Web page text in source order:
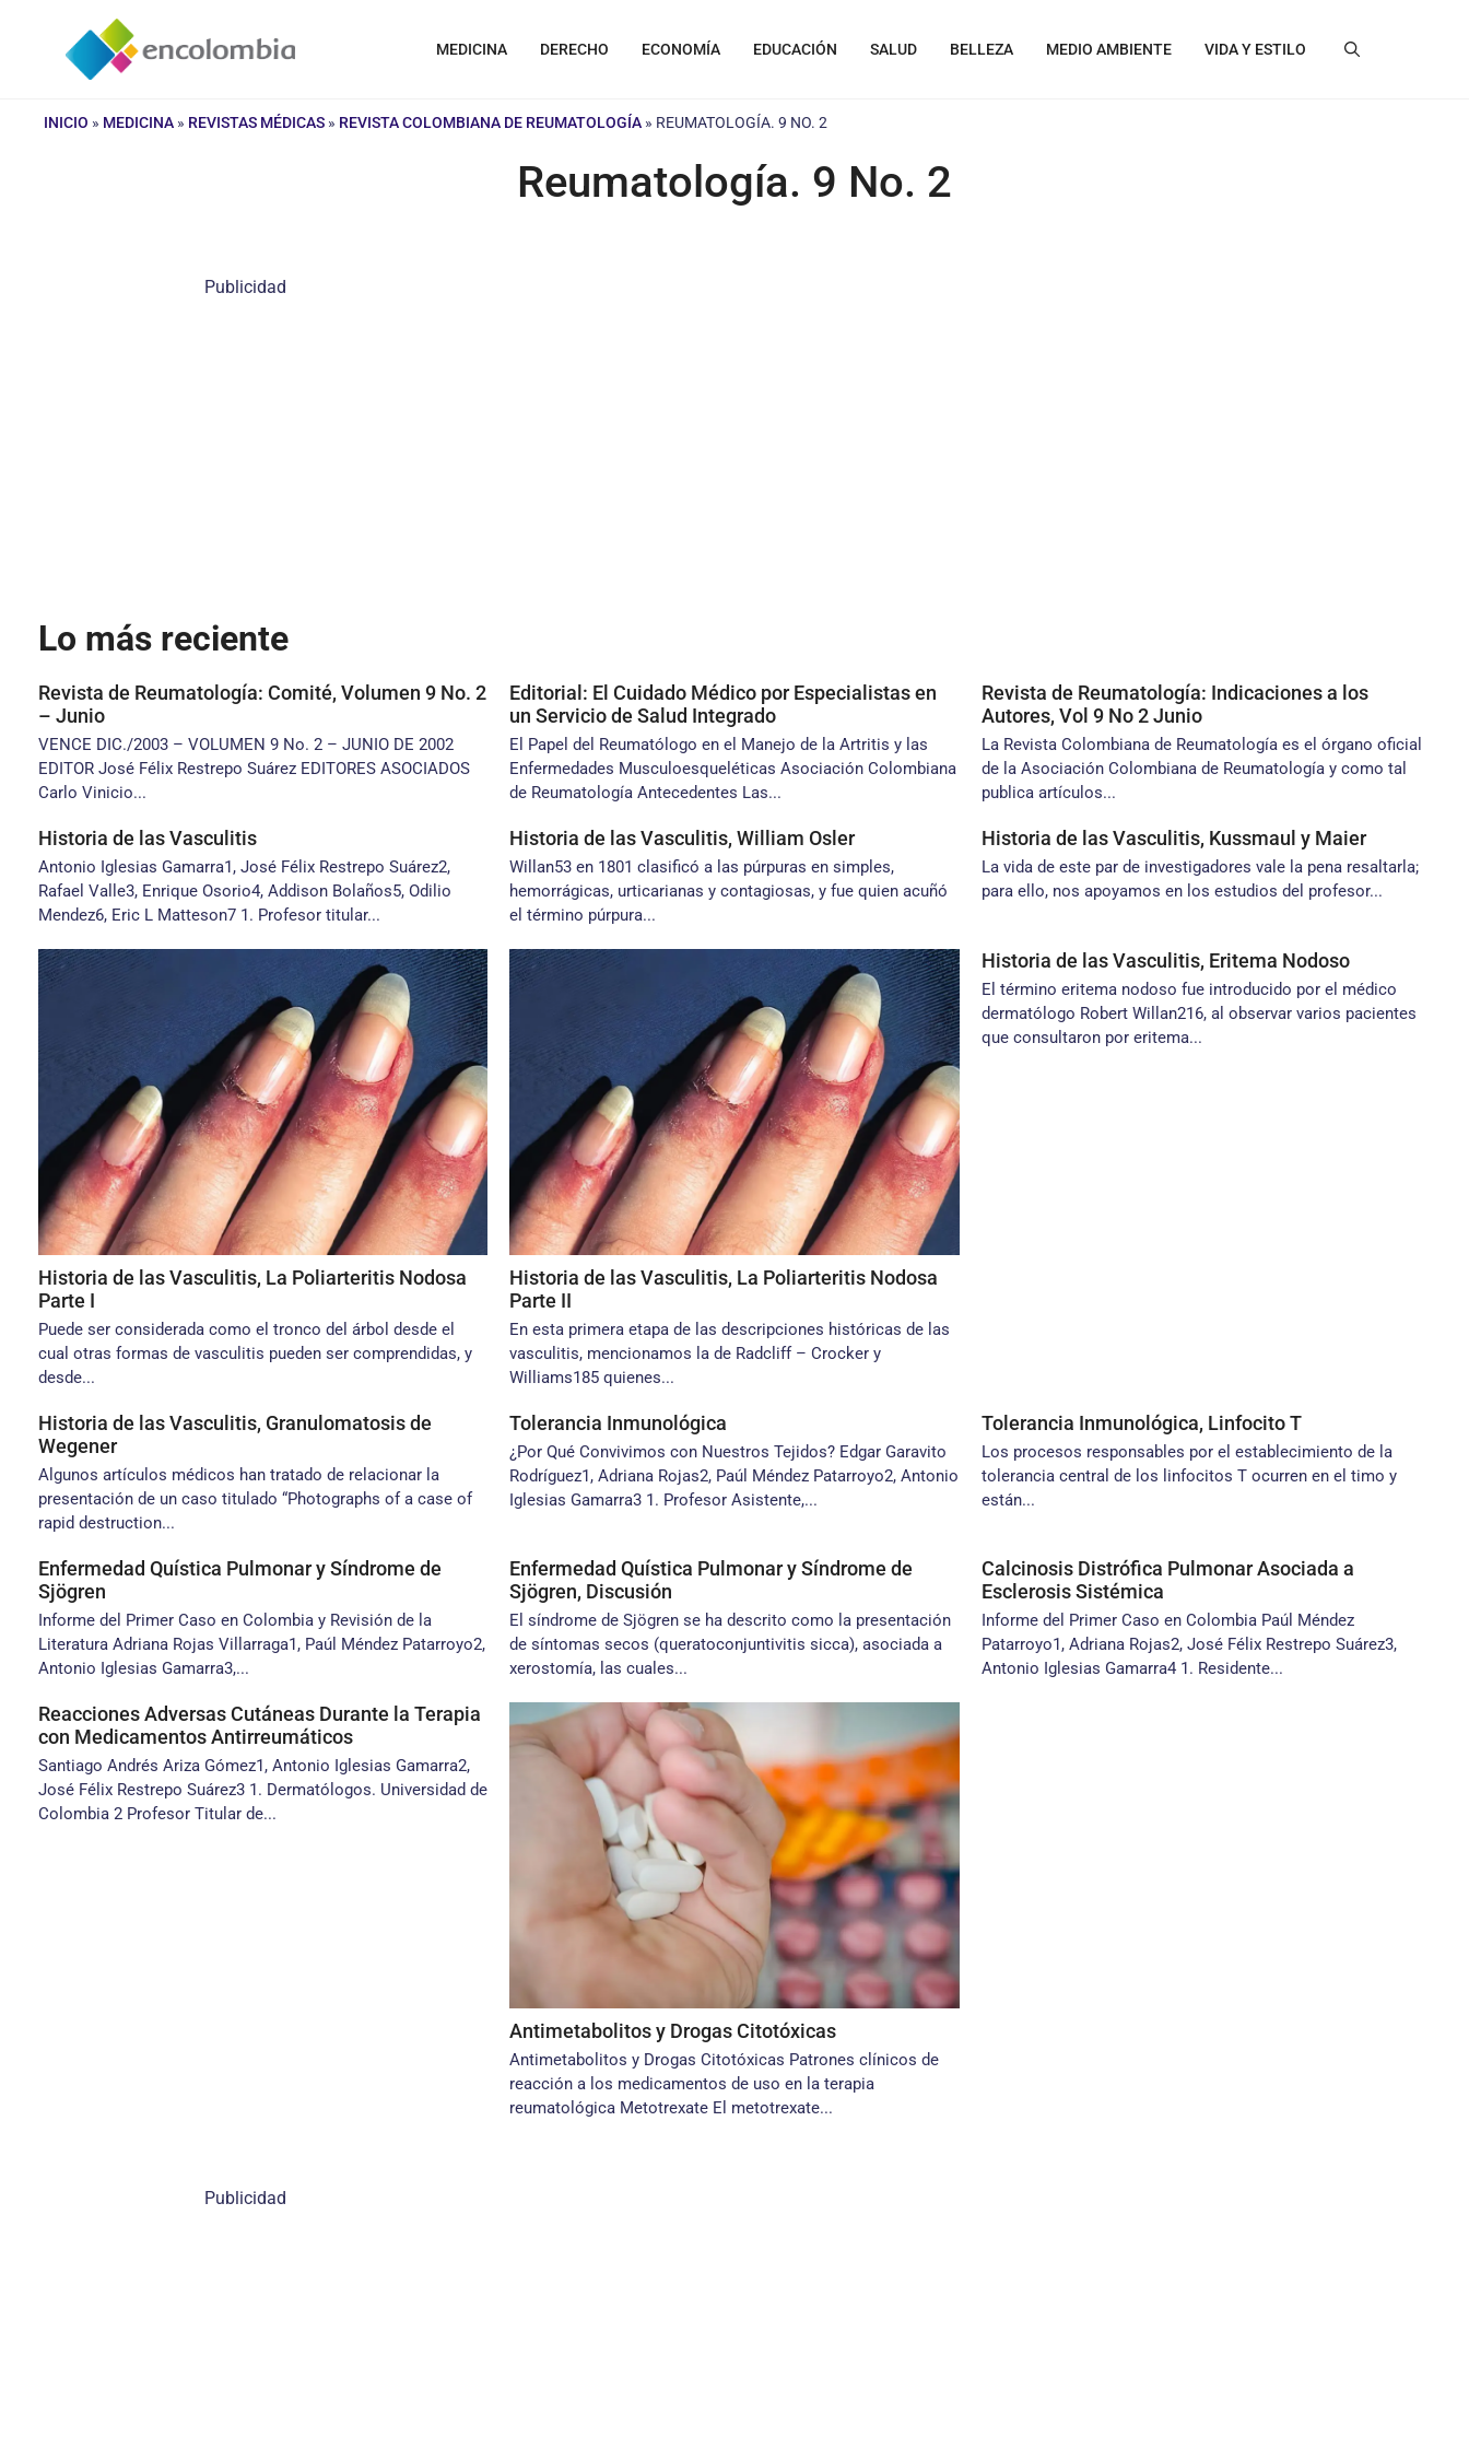
contenido
MEDICINA DERECHO ECONOMÍA EDUCACIÓN SALUD BELLEZA MEDIO AMBIENTE VIDA Y ESTILO
INICIO » MEDICINA » REVISTAS MÉDICAS » REVISTA COLOMBIANA DE REUMATOLOGÍA » REUMATOLOGÍA. 9 NO. 2
Reumatología. 9 No. 2
Publicidad
Lo más reciente
Revista de Reumatología: Comité, Volumen 9 No. 2
– Junio
VENCE DIC./2003 – VOLUMEN 9 No. 2 – JUNIO DE 2002
EDITOR José Félix Restrepo Suárez EDITORES ASOCIADOS
Carlo Vinicio...
Editorial: El Cuidado Médico por Especialistas en
un Servicio de Salud Integrado
El Papel del Reumatólogo en el Manejo de la Artritis y las
Enfermedades Musculoesqueléticas Asociación Colombiana
de Reumatología Antecedentes Las...
Revista de Reumatología: Indicaciones a los
Autores, Vol 9 No 2 Junio
La Revista Colombiana de Reumatología es el órgano oficial
de la Asociación Colombiana de Reumatología y como tal
publica artículos...
Historia de las Vasculitis
Antonio Iglesias Gamarra1, José Félix Restrepo Suárez2,
Rafael Valle3, Enrique Osorio4, Addison Bolaños5, Odilio
Mendez6, Eric L Matteson7 1. Profesor titular...
Historia de las Vasculitis, William Osler
Willan53 en 1801 clasificó a las púrpuras en simples,
hemorrágicas, urticarianas y contagiosas, y fue quien acuñó
el término púrpura...
Historia de las Vasculitis, Kussmaul y Maier
La vida de este par de investigadores vale la pena resaltarla;
para ello, nos apoyamos en los estudios del profesor...
Historia de las Vasculitis, La Poliarteritis Nodosa
Parte I
Puede ser considerada como el tronco del árbol desde el
cual otras formas de vasculitis pueden ser comprendidas, y
desde...
Historia de las Vasculitis, La Poliarteritis Nodosa
Parte II
En esta primera etapa de las descripciones históricas de las
vasculitis, mencionamos la de Radcliff – Crocker y
Williams185 quienes...
Historia de las Vasculitis, Eritema Nodoso
El término eritema nodoso fue introducido por el médico
dermatólogo Robert Willan216, al observar varios pacientes
que consultaron por eritema...
Historia de las Vasculitis, Granulomatosis de
Wegener
Algunos artículos médicos han tratado de relacionar la
presentación de un caso titulado “Photographs of a case of
rapid destruction...
Tolerancia Inmunológica
¿Por Qué Convivimos con Nuestros Tejidos? Edgar Garavito
Rodríguez1, Adriana Rojas2, Paúl Méndez Patarroyo2, Antonio
Iglesias Gamarra3 1. Profesor Asistente,...
Tolerancia Inmunológica, Linfocito T
Los procesos responsables por el establecimiento de la
tolerancia central de los linfocitos T ocurren en el timo y
están...
Enfermedad Quística Pulmonar y Síndrome de
Sjögren
Informe del Primer Caso en Colombia y Revisión de la
Literatura Adriana Rojas Villarraga1, Paúl Méndez Patarroyo2,
Antonio Iglesias Gamarra3,...
Enfermedad Quística Pulmonar y Síndrome de
Sjögren, Discusión
El síndrome de Sjögren se ha descrito como la presentación
de síntomas secos (queratoconjuntivitis sicca), asociada a
xerostomía, las cuales...
Calcinosis Distrófica Pulmonar Asociada a
Esclerosis Sistémica
Informe del Primer Caso en Colombia Paúl Méndez
Patarroyo1, Adriana Rojas2, José Félix Restrepo Suárez3,
Antonio Iglesias Gamarra4 1. Residente...
Reacciones Adversas Cutáneas Durante la Terapia
con Medicamentos Antirreumáticos
Santiago Andrés Ariza Gómez1, Antonio Iglesias Gamarra2,
José Félix Restrepo Suárez3 1. Dermatólogos. Universidad de
Colombia 2 Profesor Titular de...
Antimetabolitos y Drogas Citotóxicas
Antimetabolitos y Drogas Citotóxicas Patrones clínicos de
reacción a los medicamentos de uso en la terapia
reumatológica Metotrexate El metotrexate...
Publicidad